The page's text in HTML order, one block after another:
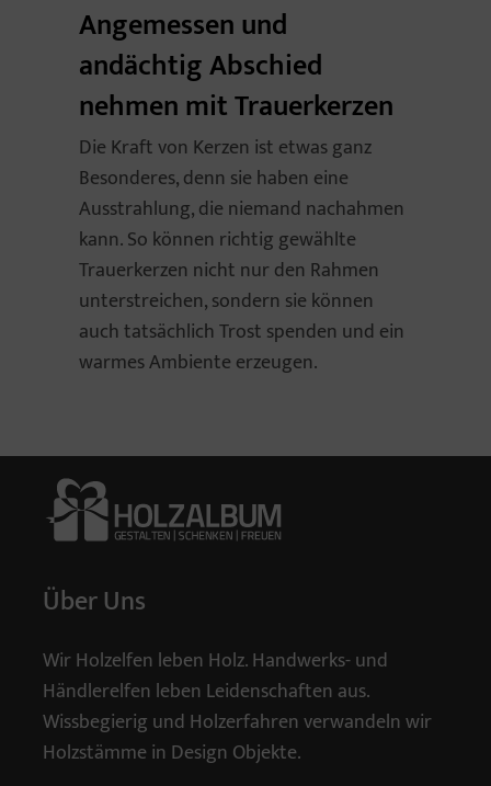
Angemessen und
andächtig Abschied
nehmen mit Trauerkerzen
Die Kraft von Kerzen ist etwas ganz
Besonderes, denn sie haben eine
Ausstrahlung, die niemand nachahmen
kann. So können richtig gewählte
Trauerkerzen nicht nur den Rahmen
unterstreichen, sondern sie können
auch tatsächlich Trost spenden und ein
warmes Ambiente erzeugen.
Über Uns
Wir Holzelfen leben Holz. Handwerks- und
Händlerelfen leben Leidenschaften aus.
Wissbegierig und Holzerfahren verwandeln wir
Holzstämme in Design Objekte.